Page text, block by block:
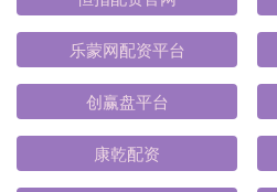
乐蒙网配资平台
创赢盘平台
康乾配资